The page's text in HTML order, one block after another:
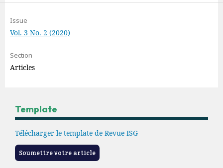
Issue
Vol. 3 No. 2 (2020)
Section
Articles
Template
Télécharger le template de Revue ISG
Soumettre votre article